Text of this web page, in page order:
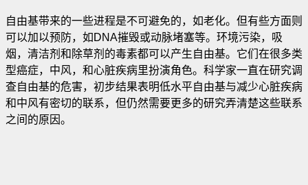
自由基带来的一些进程是不可避免的，如老化。但有些方面则
可以加以预防，如DNA摧毁或动脉堵塞等。环境污染，吸
烟，清洁剂和除草剂的毒素都可以产生自由基。它们在很多类
型癌症，中风，和心脏疾病里扮演角色。科学家一直在研究调
查自由基的危害，初步结果表明低水平自由基与减少心脏疾病
和中风有密切的联系，但仍然需要更多的研究弄清楚这些联系
之间的原因。